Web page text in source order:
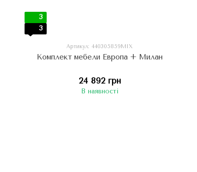
3
3
Артикул: 440305859МIX
Комплект мебели Европа + Милан
24 892 грн
В наявності